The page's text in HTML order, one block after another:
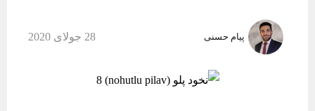
پیام حسنی 28 جولای 2020